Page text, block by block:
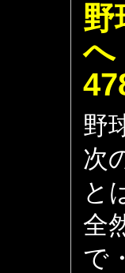
野
野
次
と
全
で